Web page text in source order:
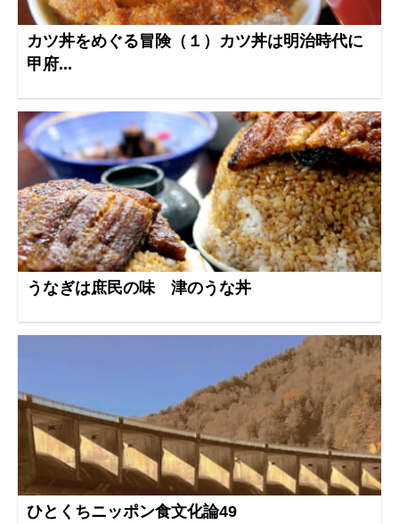
カツ丼をめぐる冒険（１）カツ丼は明治時代に
甲府...
うなぎは庶民の味 津のうな丼
ひとくちニッポン食文化論49